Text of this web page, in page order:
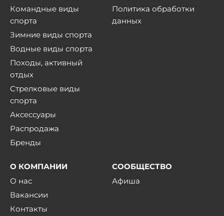
Командные виды
спорта
Зимние виды спорта
Водные виды спорта
Походы, активный
отдых
Стрелковые виды
спорта
Аксессуары
Распродажа
Бренды
Политика обработки
данных
О КОМПАНИИ
О нас
Вакансии
Контакты
СООБЩЕСТВО
Афиша